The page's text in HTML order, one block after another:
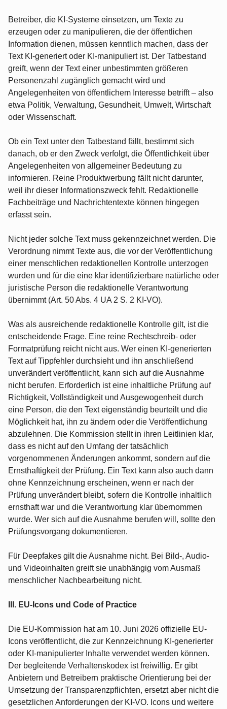
Betreiber, die KI-Systeme einsetzen, um Texte zu
erzeugen oder zu manipulieren, die der öffentlichen
Information dienen, müssen kenntlich machen, dass der
Text KI-generiert oder KI-manipuliert ist. Der Tatbestand
greift, wenn der Text einer unbestimmten größeren
Personenzahl zugänglich gemacht wird und
Angelegenheiten von öffentlichem Interesse betrifft – also
etwa Politik, Verwaltung, Gesundheit, Umwelt, Wirtschaft
oder Wissenschaft.
Ob ein Text unter den Tatbestand fällt, bestimmt sich
danach, ob er den Zweck verfolgt, die Öffentlichkeit über
Angelegenheiten von allgemeiner Bedeutung zu
informieren. Reine Produktwerbung fällt nicht darunter,
weil ihr dieser Informationszweck fehlt. Redaktionelle
Fachbeiträge und Nachrichtentexte können hingegen
erfasst sein.
Nicht jeder solche Text muss gekennzeichnet werden. Die
Verordnung nimmt Texte aus, die vor der Veröffentlichung
einer menschlichen redaktionellen Kontrolle unterzogen
wurden und für die eine klar identifizierbare natürliche oder
juristische Person die redaktionelle Verantwortung
übernimmt (Art. 50 Abs. 4 UA 2 S. 2 KI-VO).
Was als ausreichende redaktionelle Kontrolle gilt, ist die
entscheidende Frage. Eine reine Rechtschreib- oder
Formatprüfung reicht nicht aus. Wer einen KI-generierten
Text auf Tippfehler durchsieht und ihn anschließend
unverändert veröffentlicht, kann sich auf die Ausnahme
nicht berufen. Erforderlich ist eine inhaltliche Prüfung auf
Richtigkeit, Vollständigkeit und Ausgewogenheit durch
eine Person, die den Text eigenständig beurteilt und die
Möglichkeit hat, ihn zu ändern oder die Veröffentlichung
abzulehnen. Die Kommission stellt in ihren Leitlinien klar,
dass es nicht auf den Umfang der tatsächlich
vorgenommenen Änderungen ankommt, sondern auf die
Ernsthaftigkeit der Prüfung. Ein Text kann also auch dann
ohne Kennzeichnung erscheinen, wenn er nach der
Prüfung unverändert bleibt, sofern die Kontrolle inhaltlich
ernsthaft war und die Verantwortung klar übernommen
wurde. Wer sich auf die Ausnahme berufen will, sollte den
Prüfungsvorgang dokumentieren.
Für Deepfakes gilt die Ausnahme nicht. Bei Bild-, Audio-
und Videoinhalten greift sie unabhängig vom Ausmaß
menschlicher Nachbearbeitung nicht.
III. EU-Icons und Code of Practice
Die EU-Kommission hat am 10. Juni 2026 offizielle EU-
Icons veröffentlicht, die zur Kennzeichnung KI-generierter
oder KI-manipulierter Inhalte verwendet werden können.
Der begleitende Verhaltenskodex ist freiwillig. Er gibt
Anbietern und Betreibern praktische Orientierung bei der
Umsetzung der Transparenzpflichten, ersetzt aber nicht die
gesetzlichen Anforderungen der KI-VO. Icons und weitere